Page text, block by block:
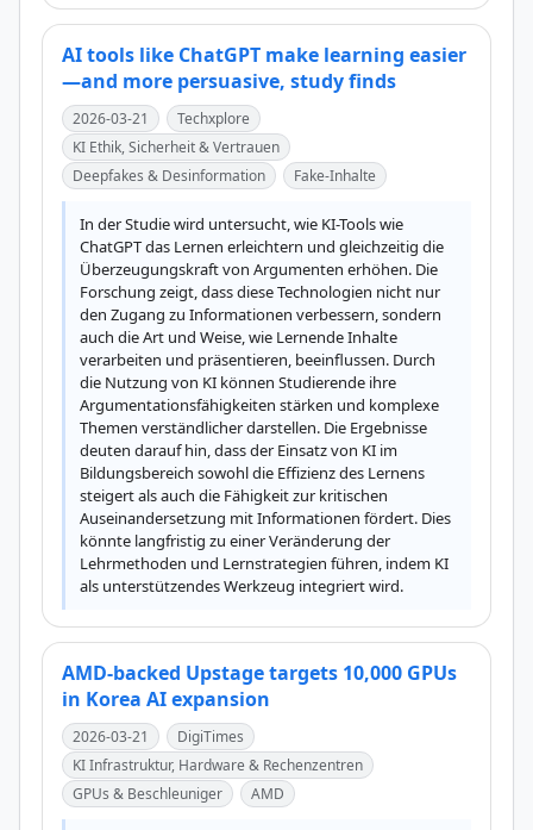
AI tools like ChatGPT make learning easier
—and more persuasive, study finds
2026-03-21
Techxplore
KI Ethik, Sicherheit & Vertrauen
Deepfakes & Desinformation
Fake-Inhalte
In der Studie wird untersucht, wie KI-Tools wie
ChatGPT das Lernen erleichtern und gleichzeitig die
Überzeugungskraft von Argumenten erhöhen. Die
Forschung zeigt, dass diese Technologien nicht nur
den Zugang zu Informationen verbessern, sondern
auch die Art und Weise, wie Lernende Inhalte
verarbeiten und präsentieren, beeinflussen. Durch
die Nutzung von KI können Studierende ihre
Argumentationsfähigkeiten stärken und komplexe
Themen verständlicher darstellen. Die Ergebnisse
deuten darauf hin, dass der Einsatz von KI im
Bildungsbereich sowohl die Effizienz des Lernens
steigert als auch die Fähigkeit zur kritischen
Auseinandersetzung mit Informationen fördert. Dies
könnte langfristig zu einer Veränderung der
Lehrmethoden und Lernstrategien führen, indem KI
als unterstützendes Werkzeug integriert wird.
AMD-backed Upstage targets 10,000 GPUs
in Korea AI expansion
2026-03-21
DigiTimes
KI Infrastruktur, Hardware & Rechenzentren
GPUs & Beschleuniger
AMD